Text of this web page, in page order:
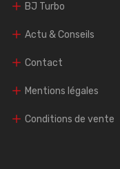
BJ Turbo
Actu & Conseils
Contact
Mentions légales
Conditions de vente